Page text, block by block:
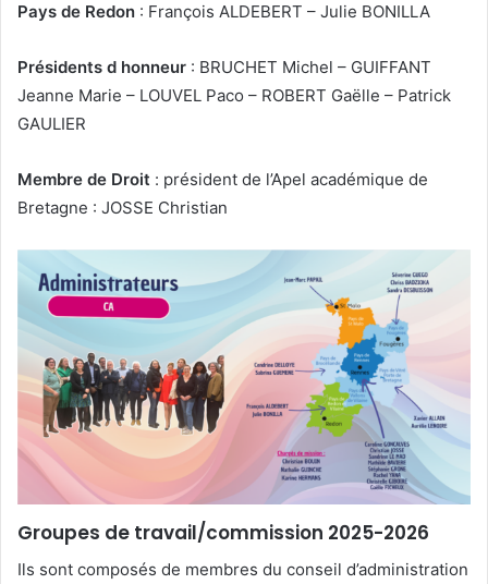
Pays de Redon : François ALDEBERT – Julie BONILLA
Présidents d honneur : BRUCHET Michel – GUIFFANT
Jeanne Marie – LOUVEL Paco – ROBERT Gaëlle – Patrick
GAULIER
Membre de Droit : président de l’Apel académique de
Bretagne : JOSSE Christian
Groupes de travail/commission 2025-2026
Ils sont composés de membres du conseil d’administration